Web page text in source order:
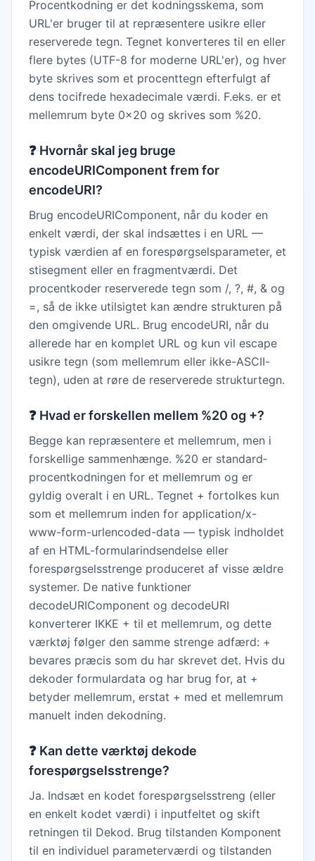
Procentkodning er det kodningsskema, som
URL'er bruger til at repræsentere usikre eller
reserverede tegn. Tegnet konverteres til en eller
flere bytes (UTF-8 for moderne URL'er), og hver
byte skrives som et procenttegn efterfulgt af
dens tocifrede hexadecimale værdi. F.eks. er et
mellemrum byte 0x20 og skrives som %20.
❓ Hvornår skal jeg bruge
encodeURIComponent frem for
encodeURI?
Brug encodeURIComponent, når du koder en
enkelt værdi, der skal indsættes i en URL —
typisk værdien af en forespørgselsparameter, et
stisegment eller en fragmentværdi. Det
procentkoder reserverede tegn som /, ?, #, & og
=, så de ikke utilsigtet kan ændre strukturen på
den omgivende URL. Brug encodeURI, når du
allerede har en komplet URL og kun vil escape
usikre tegn (som mellemrum eller ikke-ASCII-
tegn), uden at røre de reserverede strukturtegn.
❓ Hvad er forskellen mellem %20 og +?
Begge kan repræsentere et mellemrum, men i
forskellige sammenhænge. %20 er standard­
procentkodningen for et mellemrum og er
gyldig overalt i en URL. Tegnet + fortolkes kun
som et mellemrum inden for application/x-
www-form-urlencoded-data — typisk indholdet
af en HTML-formularindsendelse eller
forespørgselsstrenge produceret af visse ældre
systemer. De native funktioner
decodeURIComponent og decodeURI
konverterer IKKE + til et mellemrum, og dette
værktøj følger den samme strenge adfærd: +
bevares præcis som du har skrevet det. Hvis du
dekoder formulardata og har brug for, at +
betyder mellemrum, erstat + med et mellemrum
manuelt inden dekodning.
❓ Kan dette værktøj dekode
forespørgselsstrenge?
Ja. Indsæt en kodet forespørgselsstreng (eller
en enkelt kodet værdi) i inputfeltet og skift
retningen til Dekod. Brug tilstanden Komponent
til en individuel parameterværdi og tilstanden